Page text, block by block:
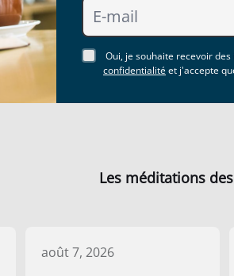
Oui, je souhaite recevoir des
confidentialitéet j'accepte
Les méditations
août 7, 2026